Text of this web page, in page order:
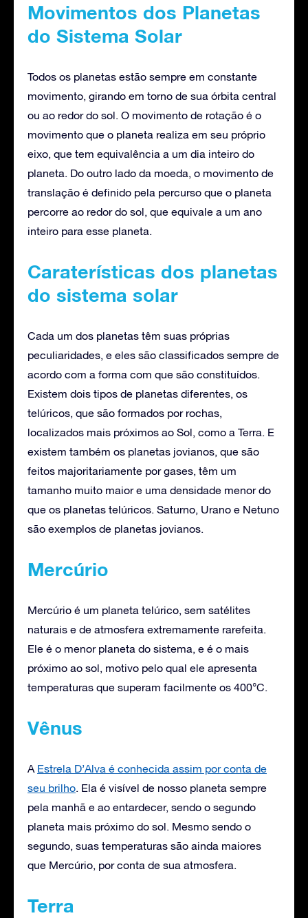
Movimentos dos Planetas
do Sistema Solar
Todos os planetas estão sempre em constante
movimento, girando em torno de sua órbita central
ou ao redor do sol. O movimento de rotação é o
movimento que o planeta realiza em seu próprio
eixo, que tem equivalência a um dia inteiro do
planeta. Do outro lado da moeda, o movimento de
translação é definido pela percurso que o planeta
percorre ao redor do sol, que equivale a um ano
inteiro para esse planeta.
Caraterísticas dos planetas
do sistema solar
Cada um dos planetas têm suas próprias
peculiaridades, e eles são classificados sempre de
acordo com a forma com que são constituídos.
Existem dois tipos de planetas diferentes, os
telúricos, que são formados por rochas,
localizados mais próximos ao Sol, como a Terra. E
existem também os planetas jovianos, que são
feitos majoritariamente por gases, têm um
tamanho muito maior e uma densidade menor do
que os planetas telúricos. Saturno, Urano e Netuno
são exemplos de planetas jovianos.
Mercúrio
Mercúrio é um planeta telúrico, sem satélites
naturais e de atmosfera extremamente rarefeita.
Ele é o menor planeta do sistema, e é o mais
próximo ao sol, motivo pelo qual ele apresenta
temperaturas que superam facilmente os 400°C.
Vênus
A Estrela D’Alva é conhecida assim por conta de
seu brilho. Ela é visível de nosso planeta sempre
pela manhã e ao entardecer, sendo o segundo
planeta mais próximo do sol. Mesmo sendo o
segundo, suas temperaturas são ainda maiores
que Mercúrio, por conta de sua atmosfera.
Terra